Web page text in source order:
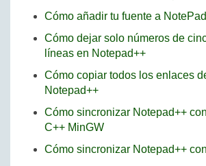
Cómo añadir tu fuente a
Cómo dejar solo números de
líneas en Notepad++
Cómo copiar todos los enlaces
Notepad++
Cómo sincronizar Notepad++
C++ MinGW
Cómo sincronizar Notepad++